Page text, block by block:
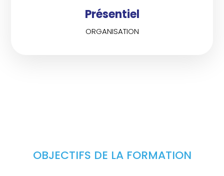
Présentiel
ORGANISATION
OBJECTIFS DE LA FORMATION